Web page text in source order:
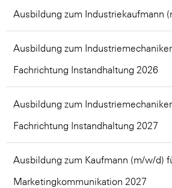
Ausbildung zum Industriekaufmann
Ausbildung zum
Fachrichtung Instandhaltung 2026
Ausbildung zum
Fachrichtung Instandhaltung 2027
Ausbildung zum Kaufmann (m/w/d)
Marketingkommunikation 2027